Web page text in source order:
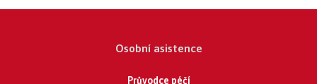
Osobní asistence
Průvodce péčí